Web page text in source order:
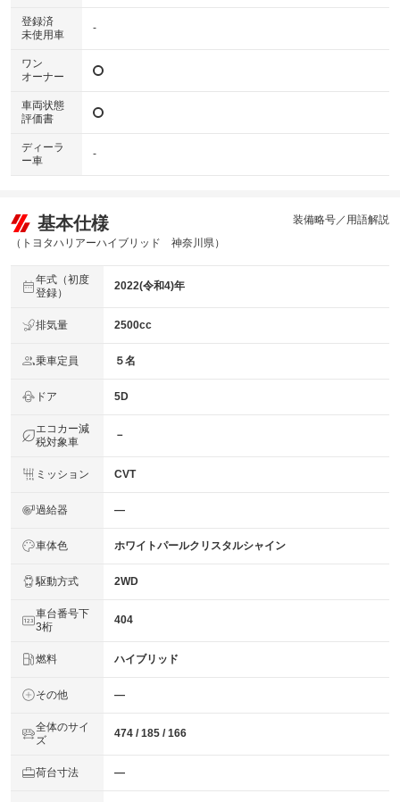
登録済
未使用車
-
ワン
オーナー
車両状態
評価書
ディーラ
ー車
-
基本仕様
（トヨタハリアーハイブリッド 神奈川県）
装備略号／用語解説
年式（初度
登録）
2022(令和4)年
排気量 2500cc
乗車定員 ５名
ドア 5D
エコカー減
税対象車
－
ミッション CVT
過給器 ―
車体色 ホワイトパールクリスタルシャイン
駆動方式 2WD
車台番号下
3桁
404
燃料 ハイブリッド
その他 ―
全体のサイ
ズ
474 / 185 / 166
荷台寸法 ―